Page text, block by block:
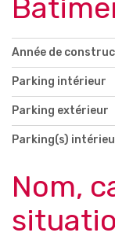
Année de
Parking intérieur
Parking extérieur
Parking(s)
Nom,